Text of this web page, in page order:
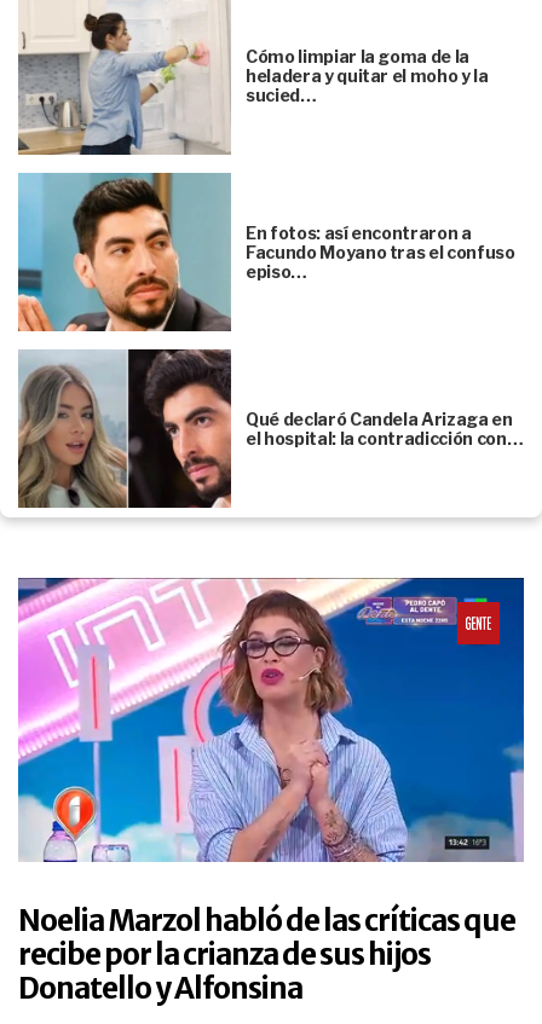
Cómo limpiar la goma de la
heladera y quitar el moho y la
sucied…
En fotos: así encontraron a
Facundo Moyano tras el confuso
episo…
Qué declaró Candela Arizaga en
el hospital: la contradicción con…
Noelia Marzol habló de las críticas que
recibe por la crianza de sus hijos
Donatello y Alfonsina
0
of
2
minutes,
28
seconds